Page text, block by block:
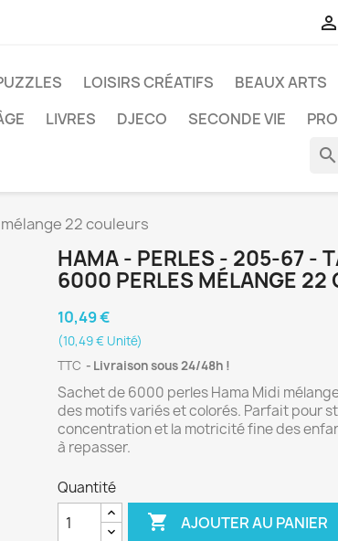

LOISIRS CRÉATIFS BEAUX ARTS
LIVRES DJECO SECONDE VIE
search
22 couleurs
HAMA - PERLES - 205-67 -
6000 PERLES MÉLANGE 22
10,49 €
(10,49 € Unité)
TTC
Livraison sous 24/48h !
Sachet de 6000 perles Hama Midi
des motifs variés et colorés. Parfait pour
concentration et la motricité fine des
à repasser.
Quantité
 AJOUTER AU PANIER